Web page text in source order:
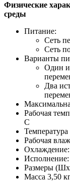
Физические
среды
Питание:
Сеть
Сеть
Варианты
Один
Два
Рабочая
С
Рабочая
Охлаждение:
Размеры
Масса 3,50